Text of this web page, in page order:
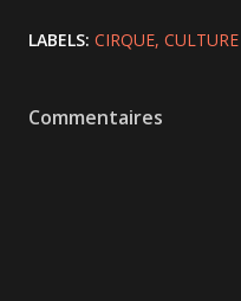
LABELS: CIRQUE CULTURE
Commentaires